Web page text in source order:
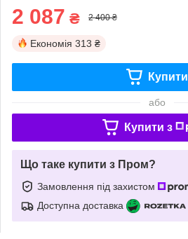
2 087 ₴ 2 400 ₴
Економія 313 ₴
Купити
або
Купити з
Що таке купити з Пром?
Замовлення під захистом
Доступна доставка